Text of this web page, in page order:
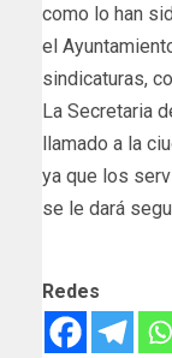
como lo han
el
sindicaturas,
La Secretaria
llamado a la
ya que los
se le dará
Redes